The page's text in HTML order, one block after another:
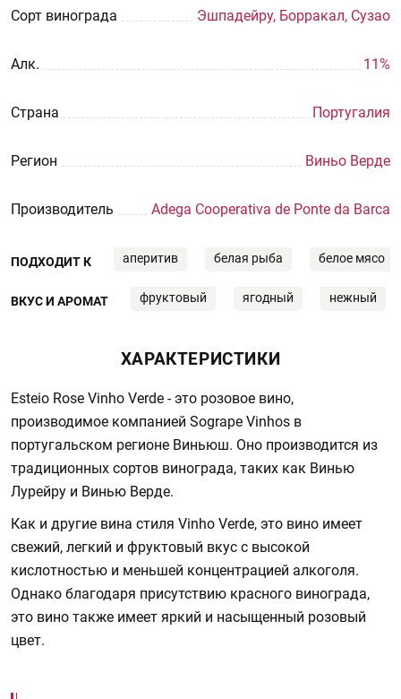
Сорт винограда Эшпадейру, Борракал, Сузао
Aлк. 11%
Страна Португалия
Регион Виньо Верде
Производитель Adega Cooperativa de Ponte da Barca
ПОДХОДИТ К аперитив белая рыба белое мясо
ВКУС И АРОМАТ фруктовый ягодный нежный
ХАРАКТЕРИСТИКИ
Esteio Rose Vinho Verde - это розовое вино,
производимое компанией Sogrape Vinhos в
португальском регионе Виньюш. Оно производится из
традиционных сортов винограда, таких как Винью
Лурейру и Винью Верде.
Как и другие вина стиля Vinho Verde, это вино имеет
свежий, легкий и фруктовый вкус с высокой
кислотностью и меньшей концентрацией алкоголя.
Однако благодаря присутствию красного винограда,
это вино также имеет яркий и насыщенный розовый
цвет.